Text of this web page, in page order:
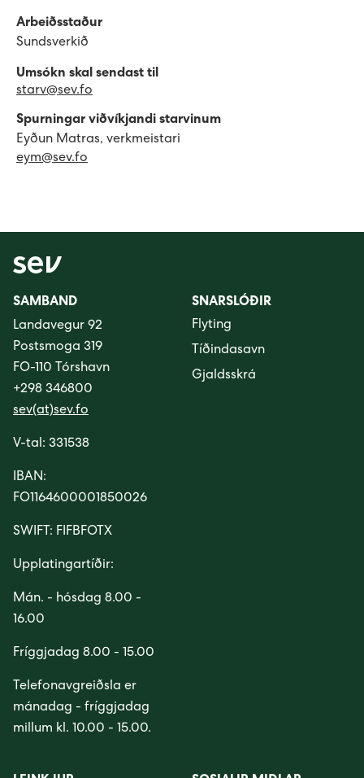
Arbeiðsstaður
Sundsverkið
Umsókn skal sendast til
starv@sev.fo
Spurningar viðvíkjandi starvinum
Eyðun Matras, verkmeistari
eym@sev.fo
SAMBAND
Landavegur 92
Postsmoga 319
FO-110 Tórshavn
+298 346800
sev(at)sev.fo
V-tal: 331538
IBAN:
FO1164600001850026
SWIFT: FIFBFOTX
Upplatingartíðir:
Mán. - hósdag 8.00 -
16.00
Fríggjadag 8.00 - 15.00
Telefonavgreiðsla er
mánadag - fríggjadag
millum kl. 10.00 - 15.00.
SNARSLÓÐIR
Flyting
Tíðindasavn
Gjaldsskrá